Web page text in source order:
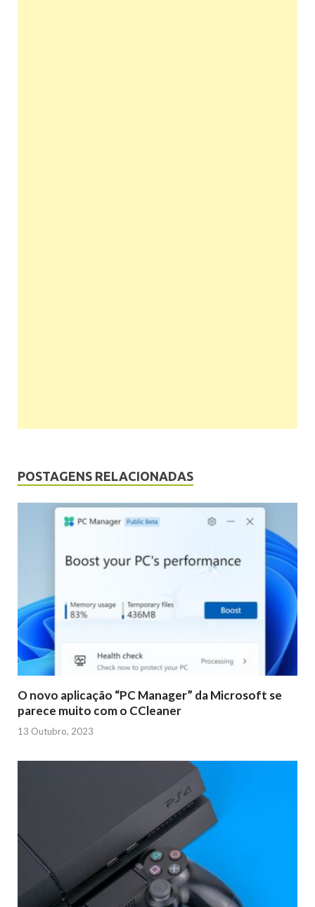
POSTAGENS RELACIONADAS
O novo aplicação “PC Manager” da Microsoft se
parece muito com o CCleaner
13 Outubro, 2023